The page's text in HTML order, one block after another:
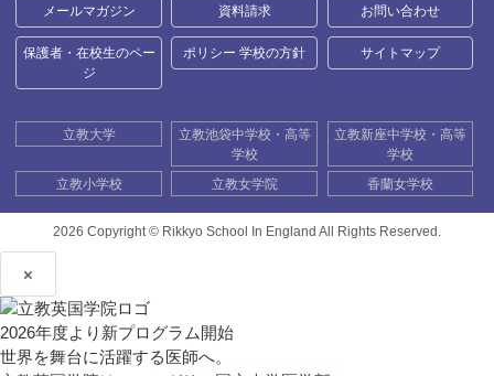
メールマガジン 資料請求 お問い合わせ
保護者・在校生のペー
ジ
ポリシー 学校の方針 サイトマップ
立教大学
立教池袋中学校・高等
学校
立教新座中学校・高等
学校
立教小学校
立教女学院 香蘭女学校
2026 Copyright © Rikkyo School In England All Rights Reserved.
×
2026年度より新プログラム開始
世界を舞台に活躍する医師へ。